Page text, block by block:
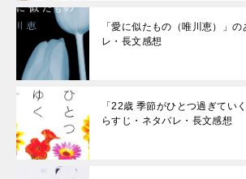
「愛に似たもの（唯川恵）」
レ・長文感想
「22歳 季節がひとつ過ぎてい
らすじ・ネタバレ・長文感想